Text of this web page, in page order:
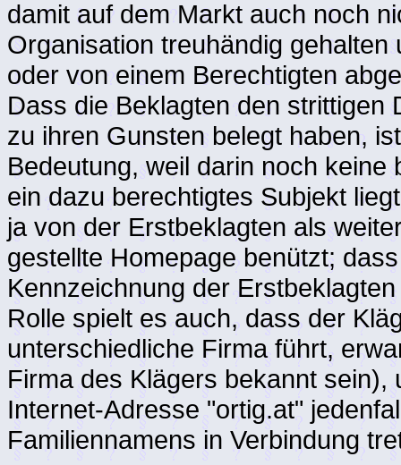
damit auf dem Markt auch noch
Organisation treuhändig
oder von einem Berechtigten
Dass die Beklagten den strittigen
zu ihren Gunsten belegt haben,
Bedeutung, weil darin noch
ein dazu berechtigtes Subjekt
ja von der Erstbeklagten als
gestellte Homepage benützt;
Kennzeichnung der
Rolle spielt es auch, dass der
unterschiedliche Firma führt,
Firma des Klägers bekannt
Internet-Adresse "ortig.at"
Familiennamens in Verbindung